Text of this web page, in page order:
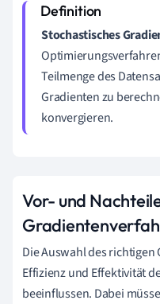
Stochastisches
Teilmenge des
Gradienten zu
konvergieren.
Vor- und
Die Auswahl des
Effizienz und Effektivität
beeinflussen. Dabei